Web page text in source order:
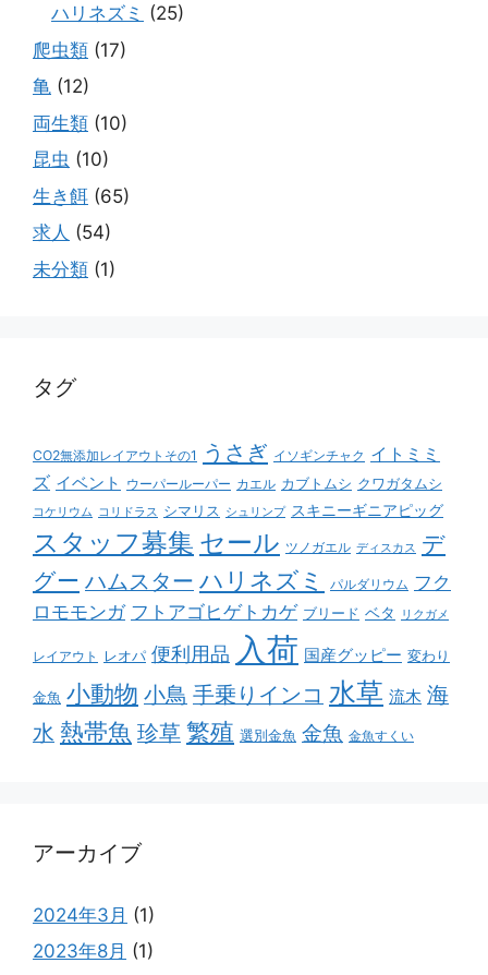
ハリネズミ (25)
爬虫類 (17)
亀 (12)
両生類 (10)
昆虫 (10)
生き餌 (65)
求人 (54)
未分類 (1)
タグ
CO2無添加レイアウトその1 うさぎ イソギンチャク イトミミ
ズ イベント ウーパールーパー カエル カブトムシ クワガタムシ
コケリウム コリドラス シマリス シュリンプ スキニーギニアピッグ
スタッフ募集 セール ツノガエル ディスカス デ
グー ハムスター ハリネズミ パルダリウム フク
ロモモンガ フトアゴヒゲトカゲ ブリード ベタ リクガメ
レイアウト レオパ 便利用品 入荷 国産グッピー 変わり
金魚 小動物 小鳥 手乗りインコ 水草 流木 海
水 熱帯魚 珍草 繁殖 選別金魚 金魚 金魚すくい
アーカイブ
2024年3月 (1)
2023年8月 (1)